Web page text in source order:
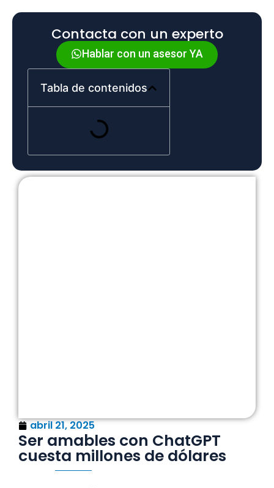
Contacta con un experto
Hablar con un asesor YA
Tabla de contenidos
abril 21, 2025
Ser amables con ChatGPT
cuesta millones de dólares